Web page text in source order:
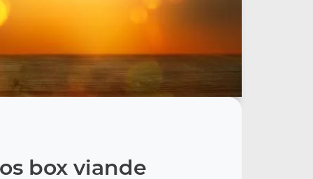
box viande